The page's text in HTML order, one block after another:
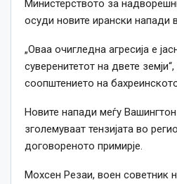
Министерството за
осуди новите ирански напади
„Оваа очигледна агресија е
суверенитетот на двете
соопштението на
Новите напади меѓу Вашингтон
зголемуваат тензијата во
договореното примирје.
Мохсен Резаи, воен советник